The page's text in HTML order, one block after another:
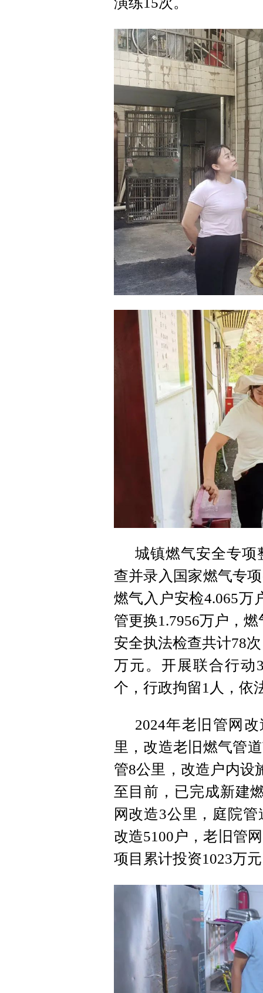
城镇燃气安全专项
查并录入国家燃气专
燃气入户安检4.065万
管更换1.7956万户，
安全执法检查共计78
万元。开展联合行动
个，行政拘留1人，依
2024年老旧管网
里，改造老旧燃气管
管8公里，改造户内设
至目前，已完成新建
网改造3公里，庭院
改造5100户，老旧管
项目累计投资1023万